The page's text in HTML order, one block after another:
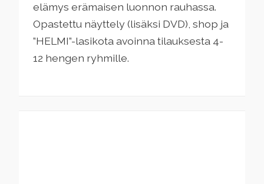
elämys erämaisen luonnon rauhassa.
Opastettu näyttely (lisäksi DVD), shop ja
”HELMI”-lasikota avoinna tilauksesta 4-
12 hengen ryhmille.